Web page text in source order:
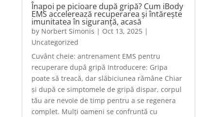
Înapoi pe picioare după gripă? Cum iBody
EMS accelerează recuperarea și întărește
imunitatea în siguranță, acasă
by Norbert Simonis | Oct 13, 2025|
Uncategorized
Cuvânt cheie: antrenament EMS pentru
recuperare după gripă Introducere: Gripa
poate să treacă, dar slăbiciunea rămâne Chiar
și după ce simptomele de gripă dispar, corpul
tău are nevoie de timp pentru a se regenera
complet. Mulți oameni se confruntă cu